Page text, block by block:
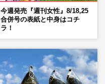
今週発売『週刊女性』8/18,25
合併号の表紙と中身はコチ
ラ！